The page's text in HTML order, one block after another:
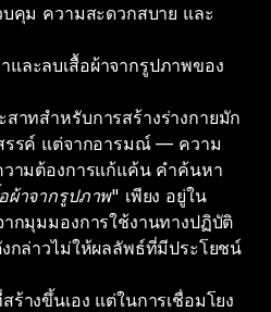
คุม ความสะดวกสบาย และ
ละลบเสื้อผ้าจากรูปภาพของ
าทสำหรับการสร้างร่างกายมัก
รรค์ แต่จากอารมณ์ — ความ
ามต้องการแก้แค้น คำค้นหา
ผ้าจากรูปภาพ" เพียง อยู่ใน
กมุมมองการใช้งานทางปฏิบัติ
กล่าวไม่ให้ผลลัพธ์ที่มีประโยชน์
างขึ้นเอง แต่ในการเชื่อมโยง